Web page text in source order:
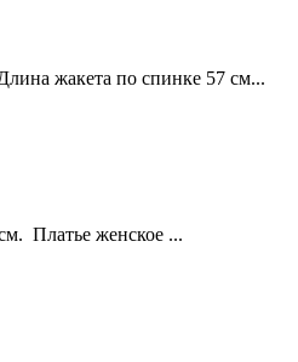
жакета по спинке 57 см...
Платье женское ...